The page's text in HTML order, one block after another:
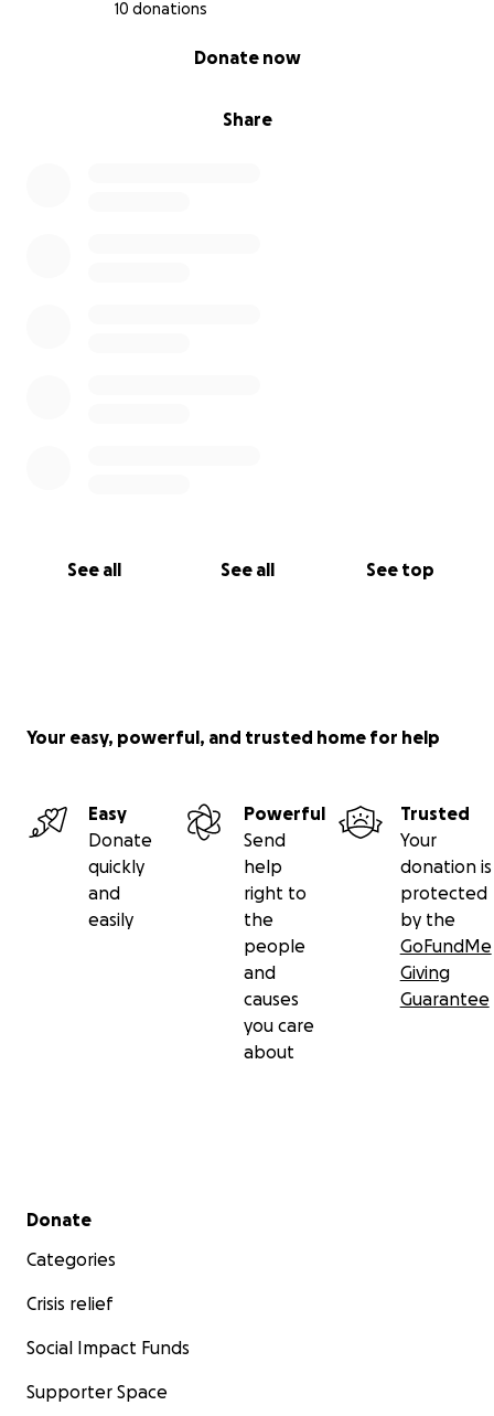
10 donations
Share
Donate now
See all See all See top
Your easy, powerful, and trusted home for help
Easy
Donate
quickly
and
easily
Powerful
Send
help
right to
the
people
and
causes
you care
about
Trusted
Your
donation is
protected
by the
GoFundMe
Giving
Guarantee
Secondary menu
Donate
Categories
Crisis relief
Social Impact Funds
Supporter Space